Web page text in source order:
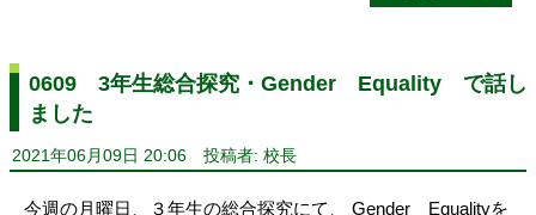
0609 3年生総合探究・Gender Equality で話し
ました
2021年06月09日 20:06 投稿者: 校長
今週の月曜日、３年生の総合探究にて、 Gender Equalityを